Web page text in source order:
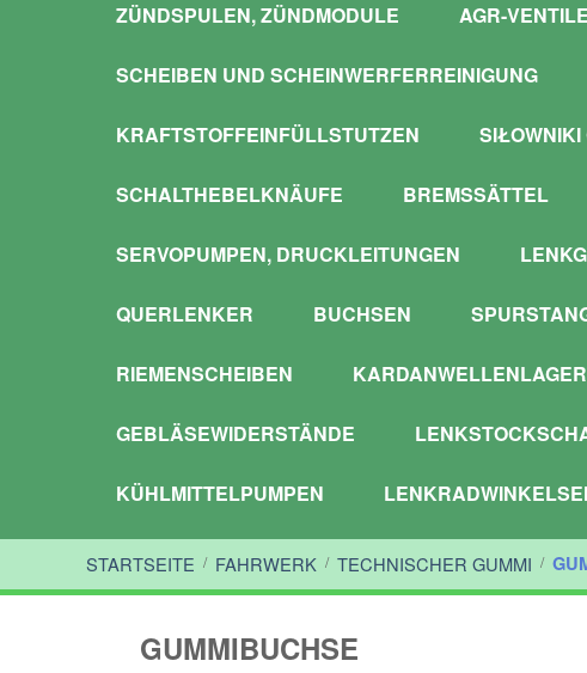
ZÜNDSPULEN, ZÜNDMODULE AGR-VENTILE
SCHEIBEN UND SCHEINWERFERREINIGUNG
KRAFTSTOFFEINFÜLLSTUTZEN
SCHALTHEBELKNÄUFE BREMSSÄTTEL
SERVOPUMPEN, DRUCKLEITUNGEN
QUERLENKER BUCHSEN
RIEMENSCHEIBEN
GEBLÄSEWIDERSTÄNDE
KÜHLMITTELPUMPEN
STARTSEITE / FAHRWERK / TECHNISCHER GUMMI /
GUMMIBUCHSE